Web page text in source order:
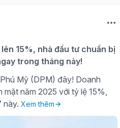
15%, nhà đầu tư chuẩn bị
trong tháng này!
Mỹ (DPM) đây! Doanh
năm 2025 với tỷ lệ 15%,
này. Xem thêm